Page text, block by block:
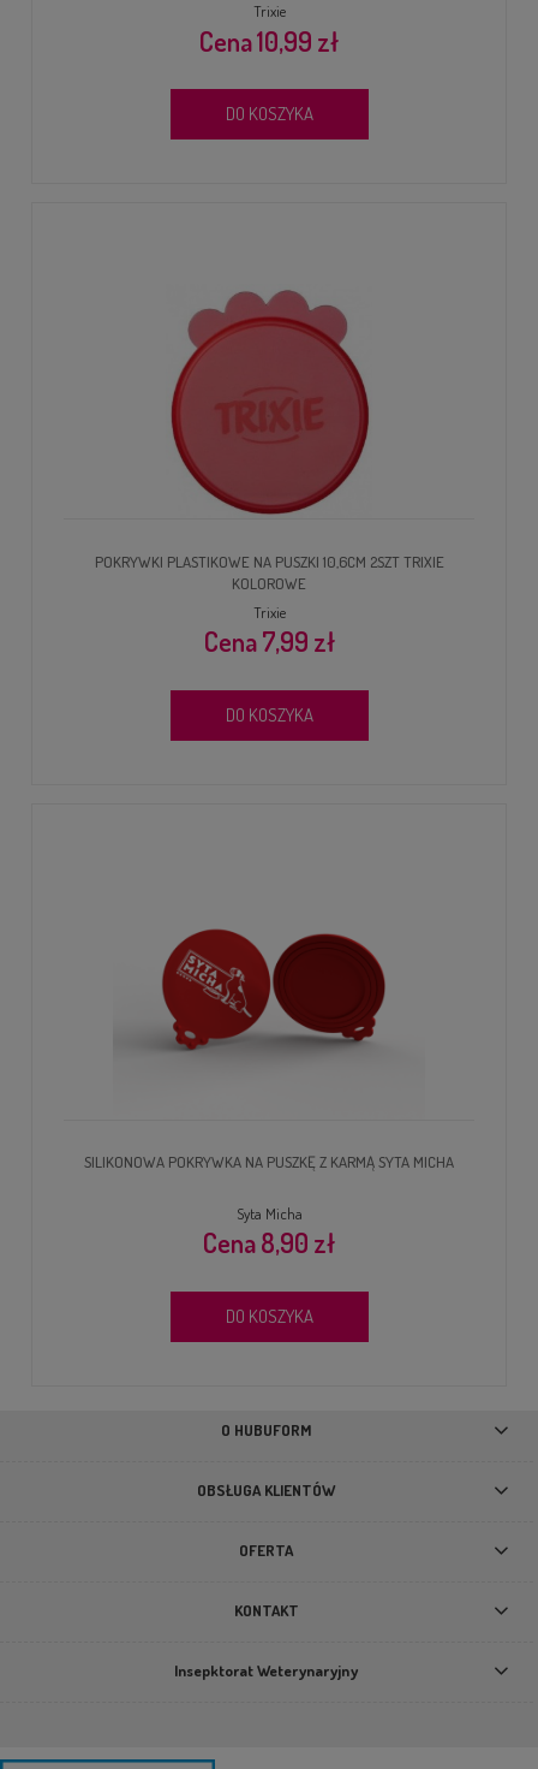
Trixie
10,99 zł
DO KOSZYKA
POKRYWKI PLASTIKOWE NA PUSZKI 10,6CM 2SZT TRIXIE
KOLOROWE
Trixie
7,99 zł
DO KOSZYKA
SILIKONOWA POKRYWKA NA PUSZKĘ Z KARMĄ SYTA MICHA
Syta Micha
8,90 zł
DO KOSZYKA
O HUBUFORM
OBSŁUGA KLIENTÓW
OFERTA
KONTAKT
Insepktorat Weterynaryjny